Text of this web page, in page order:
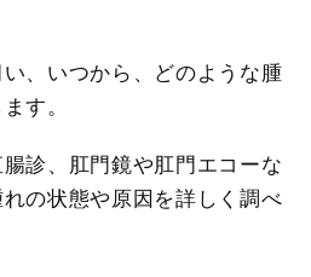
、いつから、どのような腫
す。
診、肛門鏡や肛門エコーな
の状態や原因を詳しく調べ